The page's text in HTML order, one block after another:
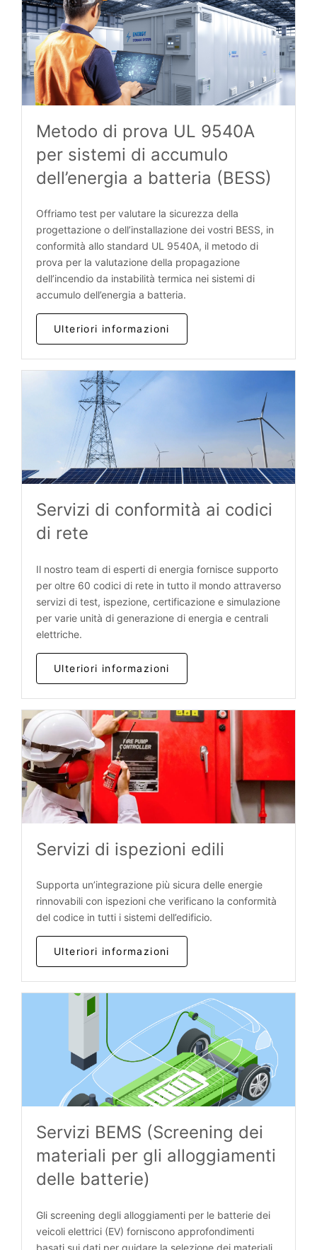
Metodo di prova UL 9540A
per sistemi di accumulo
dell’energia a batteria (BESS)
Offriamo test per valutare la sicurezza della
progettazione o dell’installazione dei vostri BESS, in
conformità allo standard UL 9540A, il metodo di
prova per la valutazione della propagazione
dell’incendio da instabilità termica nei sistemi di
accumulo dell’energia a batteria.
Ulteriori informazioni
Servizi di conformità ai codici
di rete
Il nostro team di esperti di energia fornisce supporto
per oltre 60 codici di rete in tutto il mondo attraverso
servizi di test, ispezione, certificazione e simulazione
per varie unità di generazione di energia e centrali
elettriche.
Ulteriori informazioni
Servizi di ispezioni edili
Supporta un’integrazione più sicura delle energie
rinnovabili con ispezioni che verificano la conformità
del codice in tutti i sistemi dell’edificio.
Ulteriori informazioni
Servizi BEMS (Screening dei
materiali per gli alloggiamenti
delle batterie)
Gli screening degli alloggiamenti per le batterie dei
veicoli elettrici (EV) forniscono approfondimenti
basati sui dati per guidare la selezione dei materiali